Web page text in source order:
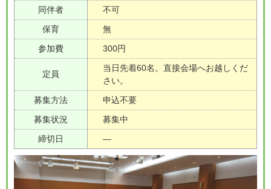
同伴者
不可
保育
無
参加費
300円
定員
当日先着60名。直接会場へお越しくだ
さい。
募集方法
申込不要
募集状況
募集中
締切日
―